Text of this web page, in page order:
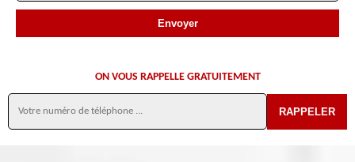
ON VOUS RAPPELLE GRATUITEMENT